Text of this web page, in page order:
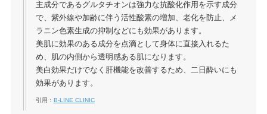
主成分であるグルタチオンは強⼒な抗酸化作⽤を⽰す成分
で、紫外線や加齢に伴う活性酸素の増加、⽼化を防⽌、メ
ラニン⾊素⽣成の抑制などにも効果があります。
美肌に効果のある成分を点滴として身体に直接入れるた
め、肌の内側から透明感ある肌になります。
美白効果だけでなく肝機能を改善するため、二日酔いにも
効果があります。
引用： B-LINE CLINIC